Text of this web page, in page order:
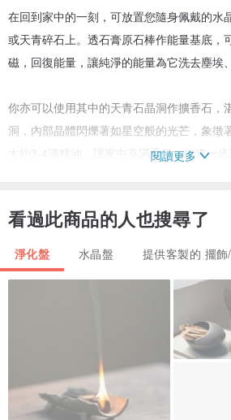
在回到家中的一刻，可放置您隨身佩戴的水
或天青碎石上。透石膏原石棒作能量基底，
磁，回復能量，讓純淨的能量為它洗去塵埃
你亦可以使用其中的天青石晶洞作擴香石，
洞，內部晶體閃爍著如星空般的光芒，象徵
大約3-4滴精油，讓家中充滿香氣，能進一
工作一整天的疲憊與浮躁。也推介乳香精油
建議： 滴入精油時，建議避開水晶的拋光面
天然水晶每一顆的紋理與色澤皆是獨一無二
是世上僅此一份的自然藝術品。這樣的設計
閱讀更多
看過此商品的人也搜尋了
淨化盤 水晶盤 提供客製的 擺飾